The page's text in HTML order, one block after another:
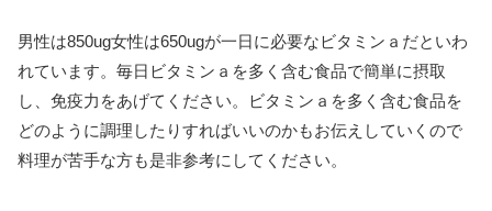
男性は850ug女性は650ugが一日に必要なビタミンａだといわ
れています。毎日ビタミンａを多く含む食品で簡単に摂取
し、免疫力をあげてください。ビタミンａを多く含む食品を
どのように調理したりすればいいのかもお伝えしていくので
料理が苦手な方も是非参考にしてください。